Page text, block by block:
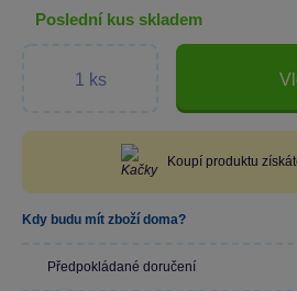
poslední kus skladem
Koupí produktu
Kdy budu mít zboží doma?
Předpokládané doručení